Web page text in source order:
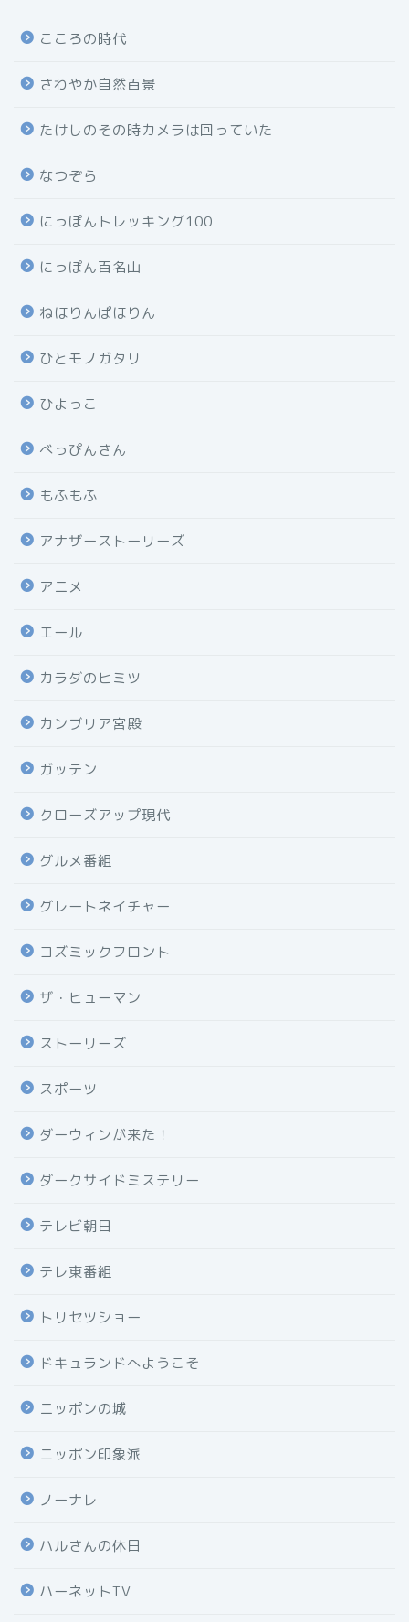
こころの時代
さわやか自然百景
たけしのその時カメラは回っていた
なつぞら
にっぽんトレッキング100
にっぽん百名山
ねほりんぱほりん
ひとモノガタリ
ひよっこ
べっぴんさん
もふもふ
アナザーストーリーズ
アニメ
エール
カラダのヒミツ
カンブリア宮殿
ガッテン
クローズアップ現代
グルメ番組
グレートネイチャー
コズミックフロント
ザ・ヒューマン
ストーリーズ
スポーツ
ダーウィンが来た！
ダークサイドミステリー
テレビ朝日
テレ東番組
トリセツショー
ドキュランドへようこそ
ニッポンの城
ニッポン印象派
ノーナレ
ハルさんの休日
ハーネットTV